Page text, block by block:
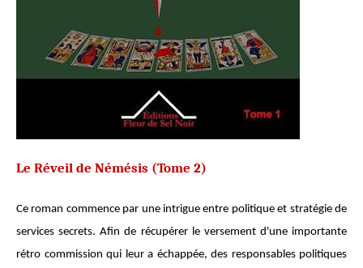
Le Réveil de Némésis (Tome 2)
Ce roman commence par une intrigue entre politique et stratégie de
services secrets. Afin de récupérer le versement d'une importante
rétro commission qui leur a échappée, des responsables politiques